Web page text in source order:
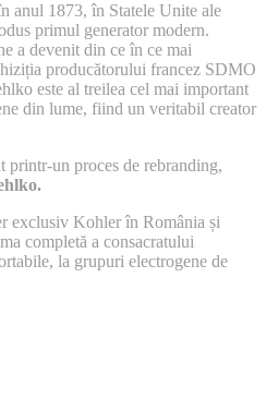
anul 1873, în Statele Unite ale
primul generator modern.
a devenit din ce în ce mai
producătorului francez SDMO
este al treilea cel mai important
din lume, fiind un veritabil creator
un proces de rebranding,
exclusiv Kohler în România și
completă a consacratului
la grupuri electrogene de